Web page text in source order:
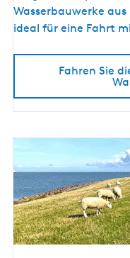
n
t
g
d
W
a
s
s
e
r
Wasserbauwerke
ideal für eine Fahrt
Fahren Sie